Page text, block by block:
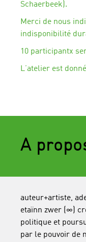
Schaerbeek).
Merci de nous
indisponibilité
10 participantx
L’atelier est
A
auteur+artiste,
etaïnn zwer (∞)
politique et
par le pouvoir de